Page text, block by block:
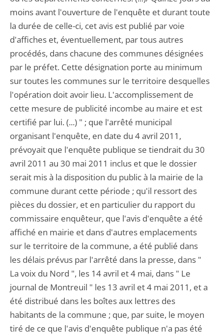
moins avant l'ouverture de l'enquête et durant toute
la durée de celle-ci, cet avis est publié par voie
d'affiches et, éventuellement, par tous autres
procédés, dans chacune des communes désignées
par le préfet. Cette désignation porte au minimum
sur toutes les communes sur le territoire desquelles
l'opération doit avoir lieu. L'accomplissement de
cette mesure de publicité incombe au maire et est
certifié par lui. (...) " ; que l'arrêté municipal
organisant l'enquête, en date du 4 avril 2011,
prévoyait que l'enquête publique se tiendrait du 30
avril 2011 au 30 mai 2011 inclus et que le dossier
serait mis à la disposition du public à la mairie de la
commune durant cette période ; qu'il ressort des
pièces du dossier, et en particulier du rapport du
commissaire enquêteur, que l'avis d'enquête a été
affiché en mairie et dans d'autres emplacements
sur le territoire de la commune, a été publié dans
les délais prévus par l'arrêté dans la presse, dans "
La voix du Nord ", les 14 avril et 4 mai, dans " Le
journal de Montreuil " les 13 avril et 4 mai 2011, et a
été distribué dans les boîtes aux lettres des
habitants de la commune ; que, par suite, le moyen
tiré de ce que l'avis d'enquête publique n'a pas été